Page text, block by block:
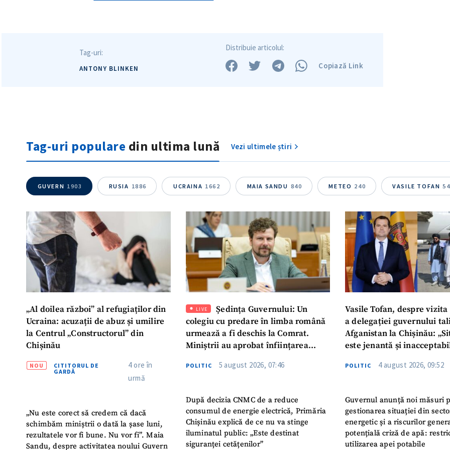
Tag-uri:
ANTONY BLINKEN
Distribuie articolul:
Copiază Link
Tag-uri populare din ultima lună Vezi ultimele știri
GUVERN 1903 RUSIA 1886 UCRAINA 1662 MAIA SANDU 840 METEO 240 VASILE TOFAN 54
„Al doilea război” al refugiaților din
Ucraina: acuzații de abuz și umilire
la Centrul „Constructorul” din
Chișinău
NOU
CITITORUL DE
GARDĂ
4 ore în
urmă
„Nu este corect să credem că dacă
schimbăm miniștrii o dată la șase luni,
rezultatele vor fi bune. Nu vor fi”. Maia
Sandu, despre activitatea noului Guvern
LIVE
Ședința Guvernului: Un
colegiu cu predare în limba română
urmează a fi deschis la Comrat.
Miniștrii au aprobat înființarea
Turc „Recep Tayyip Erdogan”
POLITIC 5 august 2026, 07:46
După decizia CNMC de a reduce
consumul de energie electrică, Primăria
Chișinău explică de ce nu va stinge
iluminatul public: „Este destinat
siguranței cetățenilor”
Vasile Tofan, despre vizita
a delegației guvernului
Afganistan la Chișinău:
este jenantă și
POLITIC 4 august 2026, 09:52
Guvernul anunță noi măsuri
gestionarea situației din
energetic și a riscurilor
potențială criză de apă:
utilizarea apei potabile